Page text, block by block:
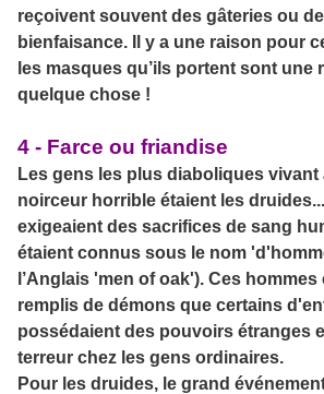
reçoivent souvent des gâteries ou
bienfaisance. Il y a une raison pour
les masques qu’ils portent sont une
quelque chose !
4 - Farce ou friandise
Les gens les plus diaboliques vivant
noirceur horrible étaient les
exigeaient des sacrifices de sang
étaient connus sous le nom
l’Anglais 'men of oak'). Ces
remplis de démons que certains
possédaient des pouvoirs étranges
terreur chez les gens ordinaires.
Pour les druides, le grand